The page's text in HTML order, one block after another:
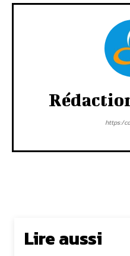
https:/
Lire aussi